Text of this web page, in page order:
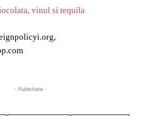
vinul si tequila
- Publicitate -